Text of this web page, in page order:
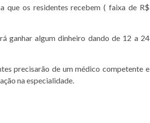
que os residentes recebem ( faixa de R$
ganhar algum dinheiro dando de 12 a 24
precisarão de um médico competente e
na especialidade.